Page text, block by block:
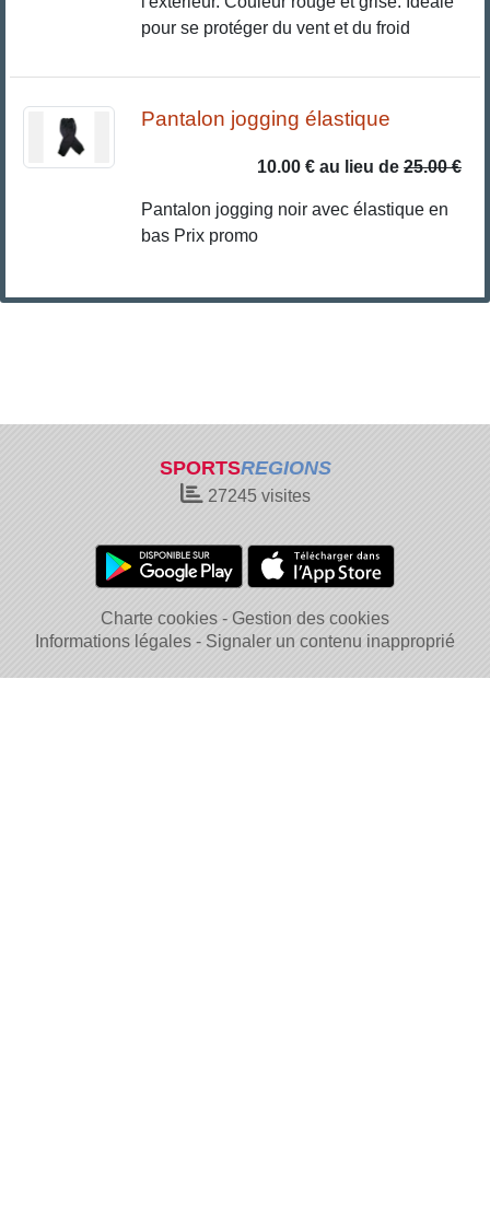
pour se protéger du vent et du froid
Pantalon jogging élastique
10.00 € au lieu de 25.00 €
Pantalon jogging noir avec élastique en
bas Prix promo
SPORTSREGIONS
27245visites
Charte cookies
Gestion des cookies
Informations légales
Signaler un contenu inapproprié